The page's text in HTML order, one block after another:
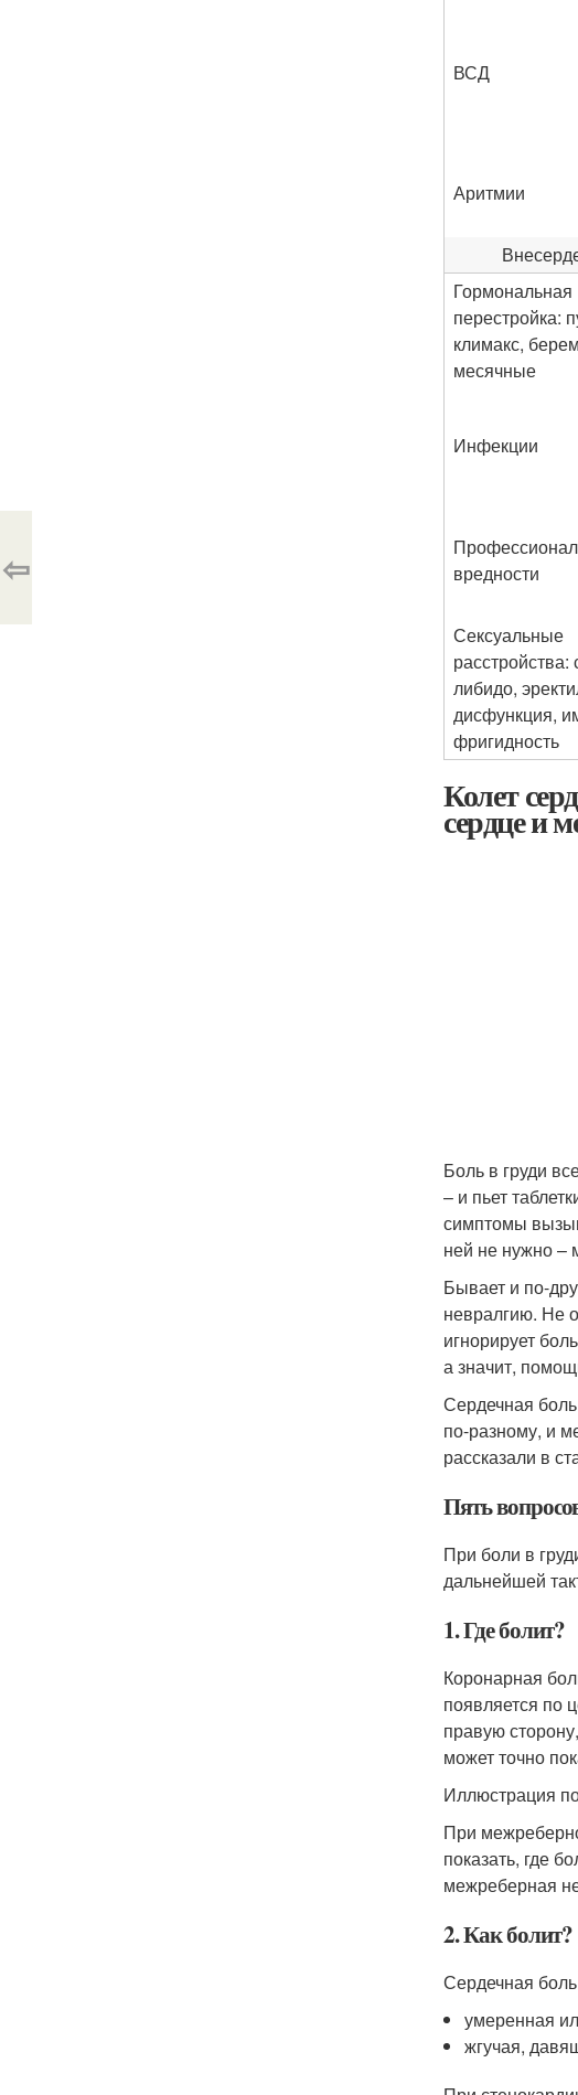
ВСД
Аритмии
Гормональная
перестройка:
климакс,
месячные
Инфекции
вредности
Сексуальные
либидо,
дисфункция,
фригидность
Колет
сердце и
Боль в груди
– и пьет
симптомы
ней не нужно –
Бывает и по-
невралгию. Не
игнорирует
а значит,
Сердечная
по-разному, и
рассказали в
Пять
При боли в
дальнейшей
1. Где болит?
Коронарная
появляется по
правую
может точно
Иллюстрация
При
показать, где
межреберная
2. Как болит?
Сердечная
умеренная
жгучая,
⇦